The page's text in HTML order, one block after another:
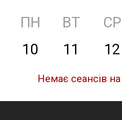
ПН ВТ СР
10 11 12
Немає сеансів